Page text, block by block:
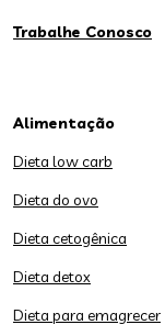
Trabalhe Conosco
Alimentação
Dieta low carb
Dieta do ovo
Dieta cetogênica
Dieta detox
Dieta para emagrecer